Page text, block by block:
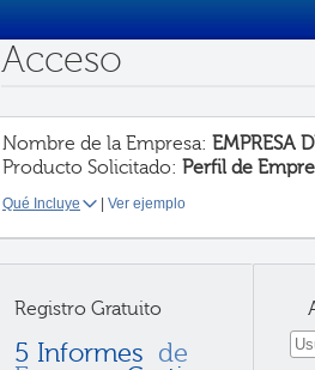
Acceso
Nombre de la Empresa: EMPRESA
Producto Solicitado: Perfil de
Qué Incluye | Ver ejemplo
Registro Gratuito
5 Informes de